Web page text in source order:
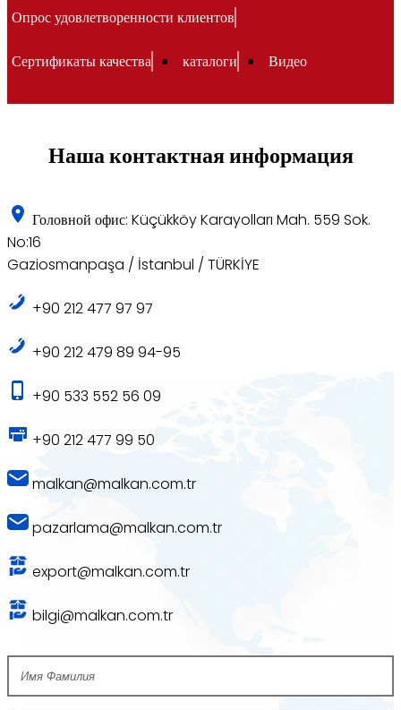
Опрос удовлетворенности клиентов
Сертификаты качества каталоги Видео
Наша контактная информация
Головной офис: Küçükköy Karayolları Mah. 559 Sok.
No:16
Gaziosmanpaşa / İstanbul / TÜRKİYE
+90 212 477 97 97
+90 212 479 89 94-95
+90 533 552 56 09
+90 212 477 99 50
malkan@malkan.com.tr
pazarlama@malkan.com.tr
export@malkan.com.tr
bilgi@malkan.com.tr